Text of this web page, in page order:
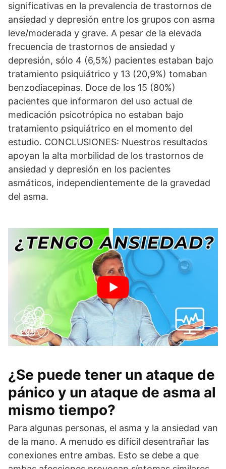
significativas en la prevalencia de trastornos de
ansiedad y depresión entre los grupos con asma
leve/moderada y grave. A pesar de la elevada
frecuencia de trastornos de ansiedad y
depresión, sólo 4 (6,5%) pacientes estaban bajo
tratamiento psiquiátrico y 13 (20,9%) tomaban
benzodiacepinas. Doce de los 15 (80%)
pacientes que informaron del uso actual de
medicación psicotrópica no estaban bajo
tratamiento psiquiátrico en el momento del
estudio. CONCLUSIONES: Nuestros resultados
apoyan la alta morbilidad de los trastornos de
ansiedad y depresión en los pacientes
asmáticos, independientemente de la gravedad
del asma.
¿Se puede tener un ataque de
pánico y un ataque de asma al
mismo tiempo?
Para algunas personas, el asma y la ansiedad van
de la mano. A menudo es difícil desentrañar las
conexiones entre ambas. Esto se debe a que